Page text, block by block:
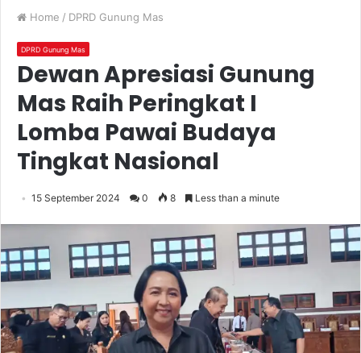
Home / DPRD Gunung Mas
DPRD Gunung Mas
Dewan Apresiasi Gunung
Mas Raih Peringkat I
Lomba Pawai Budaya
Tingkat Nasional
15 September 2024 0 8 Less than a minute